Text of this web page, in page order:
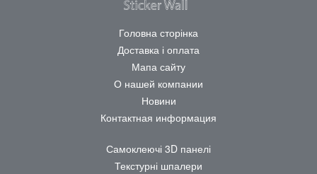
Головна сторінка
Доставка і оплата
Мапа сайту
О нашей компании
Новини
Контактная информация
Самоклеючі 3D панелі
Текстурні шпалери